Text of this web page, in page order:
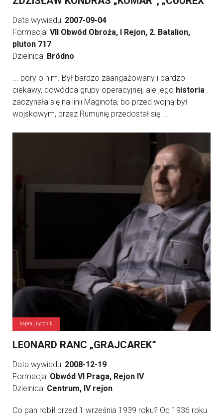
Data wywiadu: 2007-09-04
Formacja: VII Obwód Obroża, I Rejon, 2. Batalion,
pluton 717
Dzielnica: Bródno
... pory o nim. Był bardzo zaangażowany i bardzo
ciekawy, dowódca grupy operacyjnej, ale jego historia
zaczynała się na linii Maginota, bo przed wojną był
wojskowym, przez Rumunię przedostał się ...
kapral, łącznik
LEONARD RANC „GRAJCAREK”
Data wywiadu: 2008-12-19
Formacja: Obwód VI Praga, Rejon IV
Dzielnica: Centrum, IV rejon
Co pan robił przed 1 września 1939 roku? Od 1936 roku